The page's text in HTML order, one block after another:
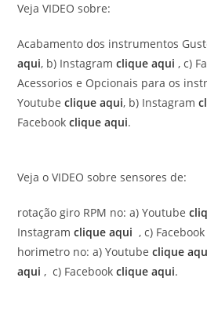
Veja VIDEO sobre:
Acabamento dos instrumentos
aqui, b) Instagram clique aqui , c)
Acessorios e Opcionais para os
Youtube clique aqui, b) Instagram
Facebook clique aqui.
Veja o VIDEO sobre sensores de:
rotação giro RPM no: a) Youtube
Instagram clique aqui , c) Facebook
horimetro no: a) Youtubeclique
aqui , c) Facebook clique aqui.